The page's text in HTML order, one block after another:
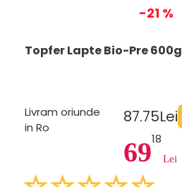
-21 %
Topfer Lapte Bio-Pre 600g
87.75Lei
6918
Lei
Livram oriunde
in Ro